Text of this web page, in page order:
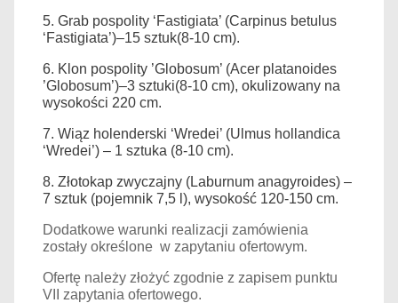
5. Grab pospolity ‘Fastigiata’ (Carpinus betulus
‘Fastigiata’)–15 sztuk(8-10 cm).
6. Klon pospolity ’Globosum’ (Acer platanoides
’Globosum’)–3 sztuki(8-10 cm), okulizowany na
wysokości 220 cm.
7. Wiąz holenderski ‘Wredei’ (Ulmus hollandica
‘Wredei’) – 1 sztuka (8-10 cm).
8. Złotokap zwyczajny (Laburnum anagyroides) –
7 sztuk (pojemnik 7,5 l), wysokość 120-150 cm.
Dodatkowe warunki realizacji zamówienia
zostały określone w zapytaniu ofertowym.
Ofertę należy złożyć zgodnie z zapisem punktu
VII zapytania ofertowego.